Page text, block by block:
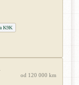
K9K
od 120 000 km